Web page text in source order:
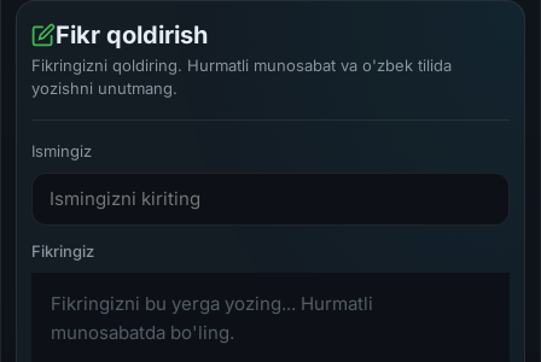
Fikr qoldirish
Fikringizni qoldiring. Hurmatli munosabat va o'zbek tilida
yozishni unutmang.
Ismingiz